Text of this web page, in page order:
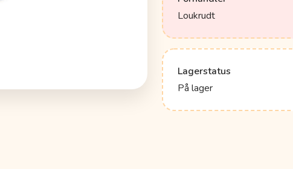
Loukrudt
Lagerstatus
På lager